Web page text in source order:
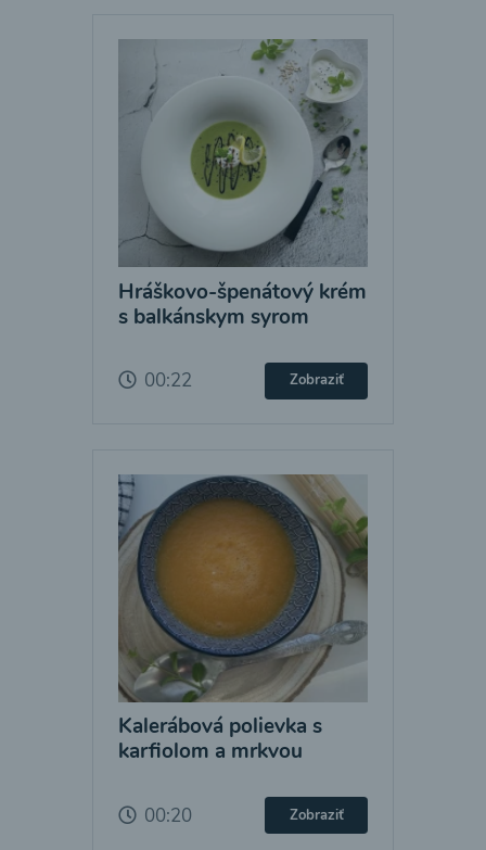
Hráškovo-špenátový krém
s balkánskym syrom
00:22 Zobraziť
Kalerábová polievka s
karfiolom a mrkvou
00:20 Zobraziť